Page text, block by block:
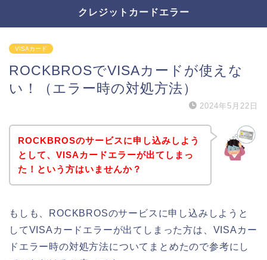
クレジットカードエラー
VISAカード
ROCKBROSでVISAカードが使えな
い！（エラー時の対処方法）
2024年5月22日
ROCKBROSのサービスに申し込みしよう
として、VISAカードエラーが出てしまっ
た！という方はいませんか？
もしも、ROCKBROSのサービスに申し込みしようと
してVISAカードエラーが出てしまった方は、VISAカー
ドエラー時の対処方法についてまとめたので参考にし